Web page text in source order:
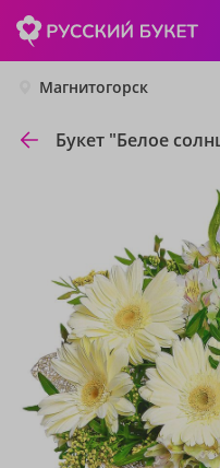
Магнитогорск
Букет "Белое